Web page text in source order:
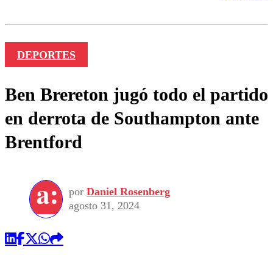
DEPORTES
Ben Brereton jugó todo el partido
en derrota de Southampton ante
Brentford
por Daniel Rosenberg
agosto 31, 2024